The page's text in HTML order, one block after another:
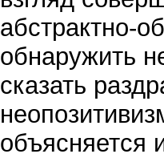
абстрактно-
обнаружить
сказать
объясняется